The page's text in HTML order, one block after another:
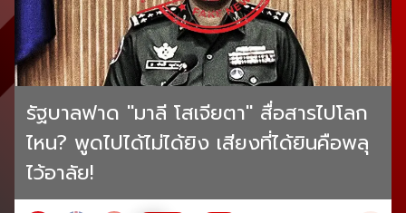
รัฐบาลฟาด "มาลี โสเจียตา" สื่อสารไปโลก
ไหน? พูดไปได้ไม่ได้ยิง เสียงที่ได้ยินคือพลุ
ไว้อาลัย!